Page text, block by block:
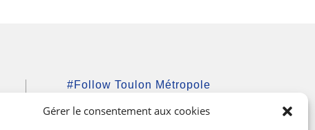
Gérer le consentement aux cookies
#Follow Toulon Métropole